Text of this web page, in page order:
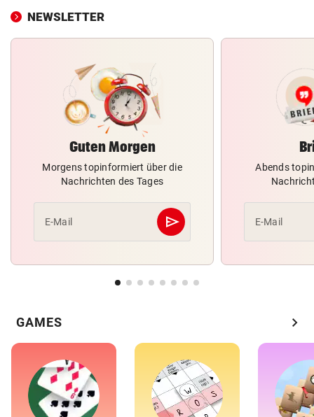
NEWSLETTER
Guten Morgen
Morgens topinformiert über die
Nachrichten des Tages
E-Mail send
Abschicken
Abends
E-Mail
GAMES chevron_right